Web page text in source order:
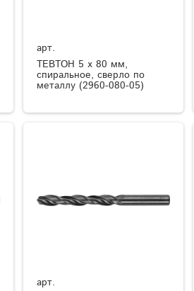
арт.
ТЕВТОН 5 x 80 мм,
спиральное, сверло по
металлу (2960-080-05)
арт.